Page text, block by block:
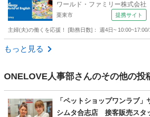
ワールド・ファミリー株式会社
栗東市 提携サイト
主婦(夫)の働くを応援！ [勤務日数]： 週4日~
滋賀 栗東市
もっと見る
ONELOVE人事部さんのその他の投
「ペットショップワンラブ
シムタ合志店 接客販売スタ